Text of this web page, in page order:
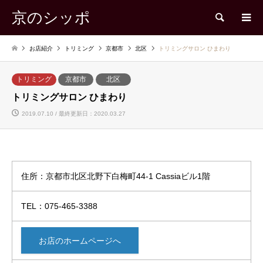
京のシッポ 検索
お店紹介 トリミング 京都市 北区 トリミングサロン ひまわり
トリミング 京都市 北区
トリミングサロン ひまわり
2019.07.10 / 最終更新日：2020.03.27
住所：京都市北区北野下白梅町44-1 Cassiaビル1階
TEL：075-465-3388
お店のホームページへ